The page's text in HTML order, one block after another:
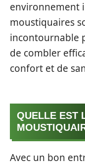
environnement
moustiquaires
incontournable
de combler
confort et de
QUELLE EST
Avec un bon